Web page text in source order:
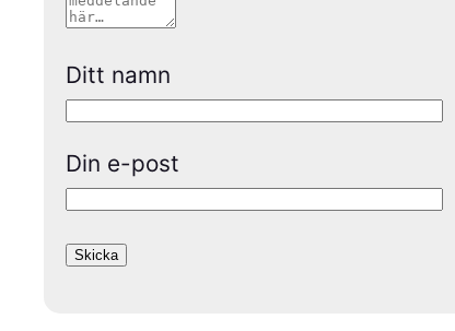
Ditt namn
Din e-post